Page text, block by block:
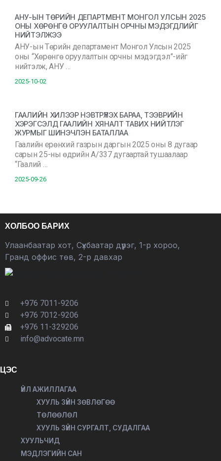
АНУ-ЫН ТӨРИЙН ДЕПАРТМЕНТ МОНГОЛ УЛСЫН 2025
ОНЫ ХӨРӨНГӨ ОРУУЛАЛТЫН ОРЧНЫ МЭДЭГДЛИЙГ
НИЙТЭЛЖЭЭ
АНУ-ын Төрийн департамент Монгол Улсын 2025
оны “Хөрөнгө оруулалтын орчны мэдэгдэл”-ийг
нийтэлж, АНУ …
2025-10-02
ГААЛИЙН ХИЛЭЭР НЭВТРҮҮЛЭХ БАРАА, ТЭЭВРИЙН
ХЭРЭГСЭЛД ГААЛИЙН ХЯНАЛТ ТАВИХ НИЙТЛЭГ
ЖУРМЫГ ШИНЭЧЛЭН БАТАЛЛАА
Гаалийн ерөнхий газрын даргын 2025 оны 8 дугаар
сарын 25-ны өдрийн А/337 дугаартай тушаалаар
“Гаалий …
2025-09-26
ХОЛБОО БАРИХ
Улаанбаатар хот, Сүхбаатар дүүрэг, 1-р хороо,
Гранд оффис төв, 2-р давхар
+976 7011-9206
+976 7012-9206
+976 11-329206
info@advocate.mn
ЦЭС
ҮЙЛ АЖИЛЛАГАА
ХУУЛЬ ЗҮЙН ЗӨВЛӨГӨӨ
ТӨЛӨӨЛӨЛ
ХУУЛЬ ЗҮЙН СУРГАЛТ, СУДАЛГАА
ХУУЛЬЧИД
МЭДЛЭГИЙН САН